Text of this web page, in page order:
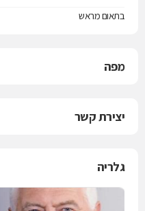
בתאום מראש
מפה
יצירת קשר
גלריה